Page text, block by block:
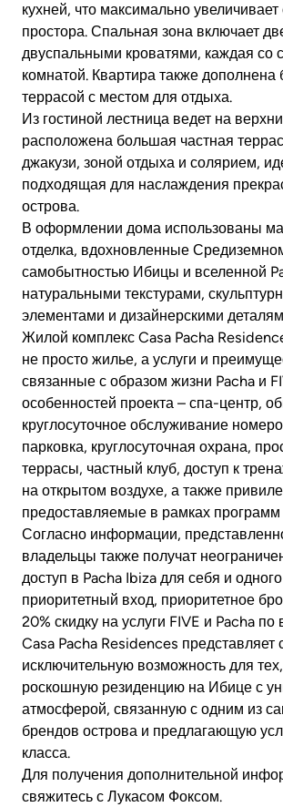
кухней, что максимально
простора. Спальная зона включает
двуспальными кроватями, каждая со
комнатой. Квартира также дополнена
террасой с местом для отдыха.
Из гостиной лестница ведет на
расположена большая частная
джакузи, зоной отдыха и солярием,
подходящая для наслаждения
острова.
В оформлении дома использованы
отделка, вдохновленные
самобытностью Ибицы и вселенной
натуральными текстурами,
элементами и дизайнерскими
Жилой комплекс Casa Pacha
не просто жилье, а услуги и
связанные с образом жизни Pacha и
особенностей проекта – спа-центр,
круглосуточное обслуживание
парковка, круглосуточная охрана,
террасы, частный клуб, доступ к
на открытом воздухе, а также
предоставляемые в рамках программ
Согласно информации,
владельцы также получат
доступ в Pacha Ibiza для себя и одного
приоритетный вход, приоритетное
20% скидку на услуги FIVE и Pacha по
Casa Pacha Residences представляет
исключительную возможность для
роскошную резиденцию на Ибице с
атмосферой, связанную с одним из
брендов острова и предлагающую
класса.
Для получения дополнительной
свяжитесь с Лукасом Фоксом.